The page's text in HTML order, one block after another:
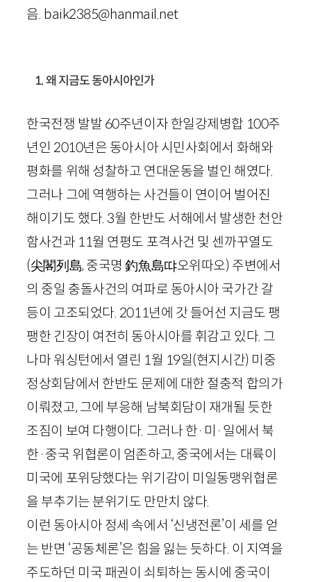
음. baik2385@hanmail.net
1. 왜 지금도 동아시아인가
한국전쟁 발발 60주년이자 한일강제병합 100주
년인 2010년은 동아시아 시민사회에서 화해와
평화를 위해 성찰하고 연대운동을 벌인 해였다.
그러나 그에 역행하는 사건들이 연이어 벌어진
해이기도 했다. 3월 한반도 서해에서 발생한 천안
함사건과 11월 연평도 포격사건 및 센까꾸열도
(尖閣列島, 중국명 釣魚島땨오위따오) 주변에서
의 중일 충돌사건의 여파로 동아시아 국가간 갈
등이 고조되었다. 2011년에 갓 들어선 지금도 팽
팽한 긴장이 여전히 동아시아를 휘감고 있다. 그
나마 워싱턴에서 열린 1월 19일(현지시간) 미중
정상회담에서 한반도 문제에 대한 절충적 합의가
이뤄졌고, 그에 부응해 남북회담이 재개될 듯한
조짐이 보여 다행이다. 그러나 한·미·일에서 북
한·중국 위협론이 엄존하고, 중국에서는 대륙이
미국에 포위당했다는 위기감이 미일동맹위협론
을 부추기는 분위기도 만만치 않다.
이런 동아시아 정세 속에서 ‘신냉전론’이 세를 얻
는 반면 ‘공동체론’은 힘을 잃는 듯하다. 이 지역을
주도하던 미국 패권이 쇠퇴하는 동시에 중국이